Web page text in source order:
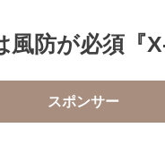
防が必須『
スポンサー